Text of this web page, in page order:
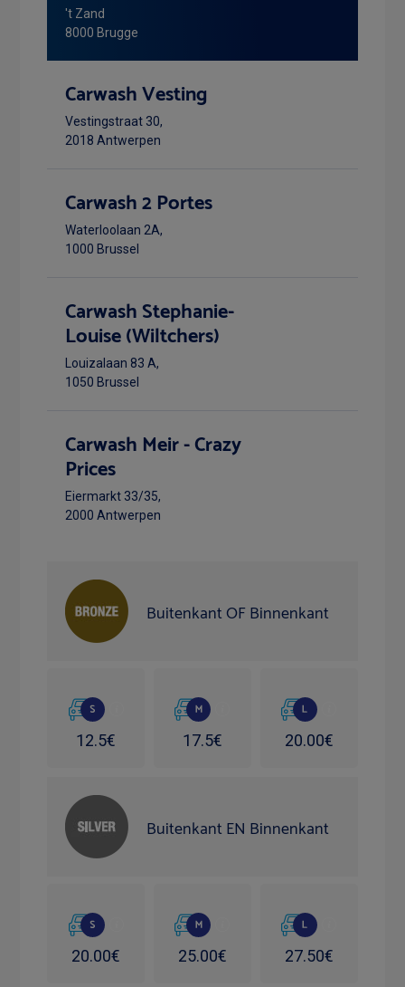
't Zand
8000 Brugge
Carwash Vesting
Vestingstraat 30,
2018 Antwerpen
Carwash 2 Portes
Waterloolaan 2A,
1000 Brussel
Carwash Stephanie-
Louise (Wiltchers)
Louizalaan 83 A,
1050 Brussel
Carwash Meir - Crazy
Prices
Eiermarkt 33/35,
2000 Antwerpen
Buitenkant OF Binnenkant
12.5€ 17.5€ 20.00€
Buitenkant EN Binnenkant
20.00€ 25.00€ 27.50€